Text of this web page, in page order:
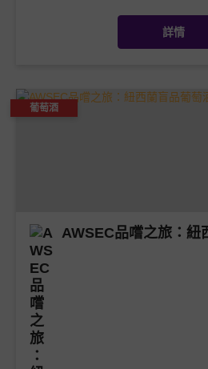
詳情
葡萄酒
AWSEC品嚐之旅：紐